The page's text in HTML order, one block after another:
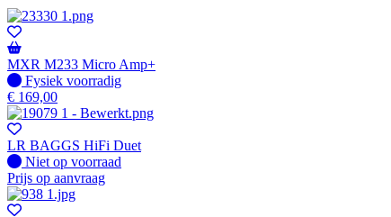
MXR M233 Micro Amp+
Fysiek voorradig
Fysiek voorradig
€ 169,00
LR BAGGS HiFi Duet
Fysiek voorradig
Niet op voorraad
Prijs op aanvraag